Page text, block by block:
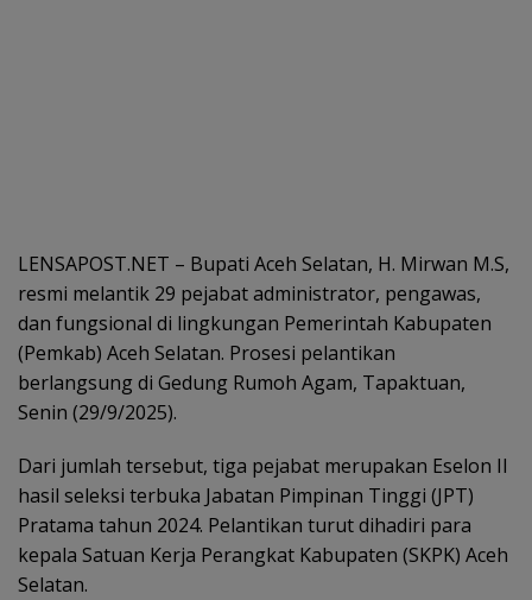
LENSAPOST.NET – Bupati Aceh Selatan, H. Mirwan M.S,
resmi melantik 29 pejabat administrator, pengawas,
dan fungsional di lingkungan Pemerintah Kabupaten
(Pemkab) Aceh Selatan. Prosesi pelantikan
berlangsung di Gedung Rumoh Agam, Tapaktuan,
Senin (29/9/2025).
Dari jumlah tersebut, tiga pejabat merupakan Eselon II
hasil seleksi terbuka Jabatan Pimpinan Tinggi (JPT)
Pratama tahun 2024. Pelantikan turut dihadiri para
kepala Satuan Kerja Perangkat Kabupaten (SKPK) Aceh
Selatan.